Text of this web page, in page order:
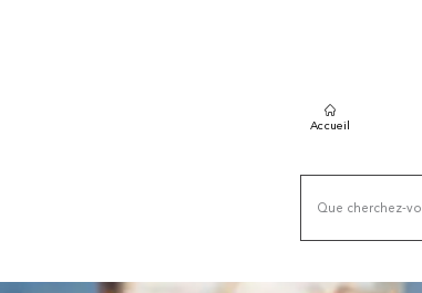
Accueil